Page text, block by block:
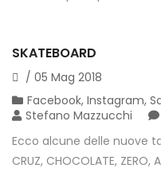
SKATEBOARD
/ 05 Mag 2018
Facebook, Instagram,
Stefano Mazzucchi
Ecco alcune delle nuove
CRUZ, CHOCOLATE, ZERO,